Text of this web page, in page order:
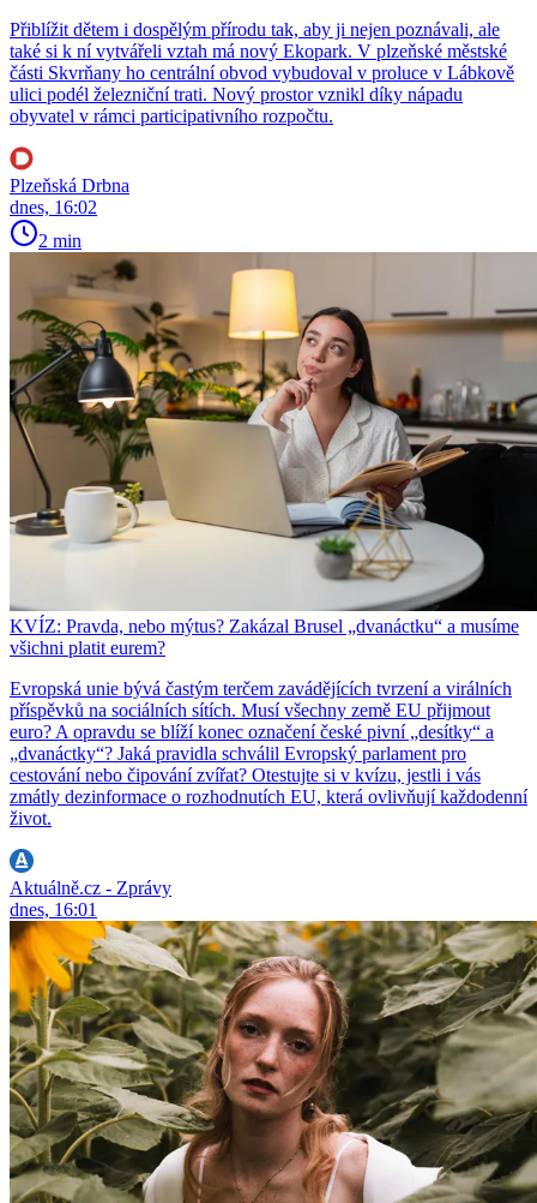
Přiblížit dětem i dospělým přírodu tak, aby ji nejen poznávali, ale
také si k ní vytvářeli vztah má nový Ekopark. V plzeňské městské
části Skvrňany ho centrální obvod vybudoval v proluce v Lábkově
ulici podél železniční trati. Nový prostor vznikl díky nápadu
obyvatel v rámci participativního rozpočtu.
Plzeňská Drbna
dnes, 16:02
2 min
KVÍZ: Pravda, nebo mýtus? Zakázal Brusel „dvanáctku“ a musíme
všichni platit eurem?
Evropská unie bývá častým terčem zavádějících tvrzení a virálních
příspěvků na sociálních sítích. Musí všechny země EU přijmout
euro? A opravdu se blíží konec označení české pivní „desítky“ a
„dvanáctky“? Jaká pravidla schválil Evropský parlament pro
cestování nebo čipování zvířat? Otestujte si v kvízu, jestli i vás
zmátly dezinformace o rozhodnutích EU, která ovlivňují každodenní
život.
Aktuálně.cz - Zprávy
dnes, 16:01